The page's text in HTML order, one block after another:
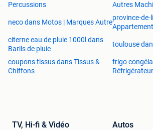
Percussions
Autres
neco dans Motos | Marques Autre
province-
citerne eau de pluie 1000l dans
Barils de pluie
toulouse
coupons tissus dans Tissus &
Chiffons
frigo
TV, Hi-fi & Vidéo Autos